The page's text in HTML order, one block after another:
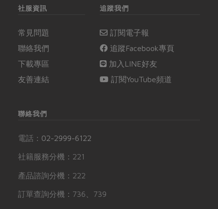
社服資訊
常見問題
聯絡我們
下載專區
友善連結
追蹤我們
訂閱電子報
追蹤Facebook專頁
加入LINE好友
訂閱YouTube頻道
聯絡我們
電話： 02-2999-6122
社籍服務分機：221
產品諮詢分機：222
訂單查詢分機：736、739